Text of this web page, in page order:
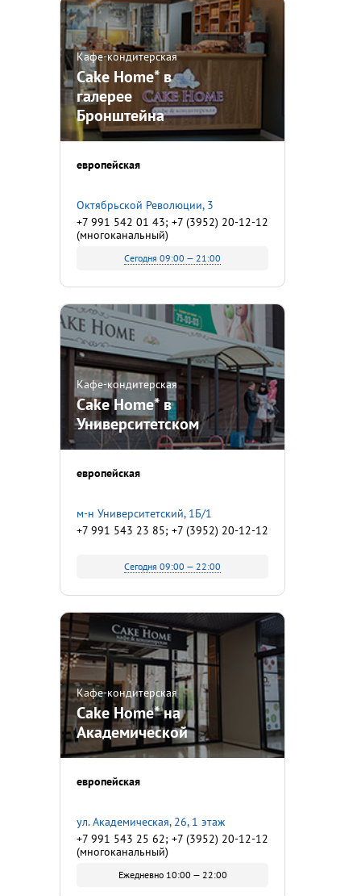
Кафе-кондитерская
Cake Home* в
галерее
Бронштейна
европейская
Октябрьской Революции, 3
+7 991 542 01 43; +7 (3952) 20-12-12
(многоканальный)
Сегодня 09:00 — 21:00
Кафе-кондитерская
Cake Home* в
Университетском
европейская
м-н Университетский, 1Б/1
+7 991 543 23 85; +7 (3952) 20-12-12
Сегодня 09:00 — 22:00
Кафе-кондитерская
Cake Home* на
Академической
европейская
ул. Академическая, 26, 1 этаж
+7 991 543 25 62; +7 (3952) 20-12-12
(многоканальный)
Ежедневно 10:00 — 22:00